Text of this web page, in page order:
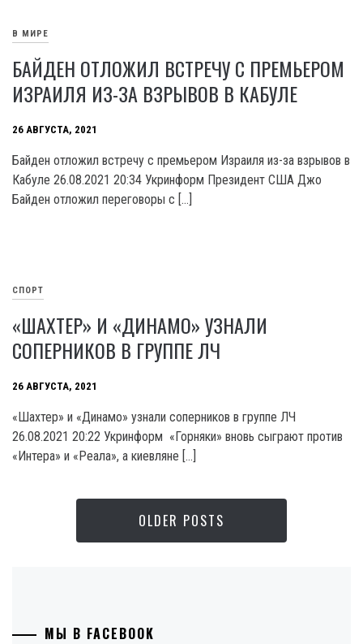
В МИРЕ
БАЙДЕН ОТЛОЖИЛ ВСТРЕЧУ С ПРЕМЬЕРОМ
ИЗРАИЛЯ ИЗ-ЗА ВЗРЫВОВ В КАБУЛЕ
26 АВГУСТА, 2021
Байден отложил встречу с премьером Израиля из-за взрывов в
Кабуле 26.08.2021 20:34 Укринформ Президент США Джо
Байден отложил переговоры с […]
СПОРТ
«ШАХТЕР» И «ДИНАМО» УЗНАЛИ
СОПЕРНИКОВ В ГРУППЕ ЛЧ
26 АВГУСТА, 2021
«Шахтер» и «Динамо» узнали соперников в группе ЛЧ
26.08.2021 20:22 Укринформ «Горняки» вновь сыграют против
«Интера» и «Реала», а киевляне […]
OLDER POSTS
МЫ В FACEBOOK